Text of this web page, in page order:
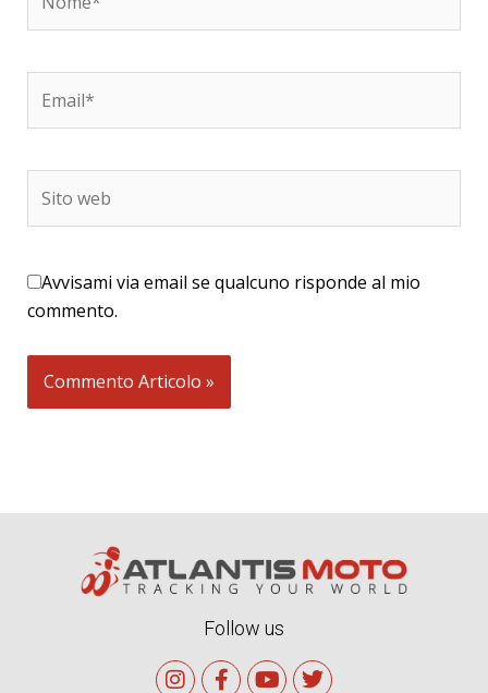
web
Avvisami via email se qualcuno risponde al mio
commento.
Follow us
n a o w